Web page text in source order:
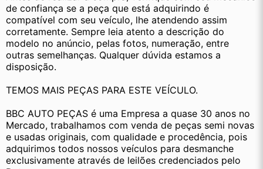
de confiança se a peça que está adquirindo é
compatível com seu veículo, lhe atendendo assim
corretamente. Sempre leia atento a descrição do
modelo no anúncio, pelas fotos, numeração, entre
outras semelhanças. Qualquer dúvida estamos a
disposição.
TEMOS MAIS PEÇAS PARA ESTE VEÍCULO.
BBC AUTO PEÇAS é uma Empresa a quase 30 anos no
Mercado, trabalhamos com venda de peças semi novas
e usadas originais, com qualidade e procedência, pois
adquirimos todos nossos veículos para desmanche
exclusivamente através de leilões credenciados pelo